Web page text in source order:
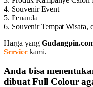
4. Souvenir Event
5. Penanda
6. Souvenir Tempat Wisata,
Harga yang
Service kami.
Anda bisa
dibuat Full Colour